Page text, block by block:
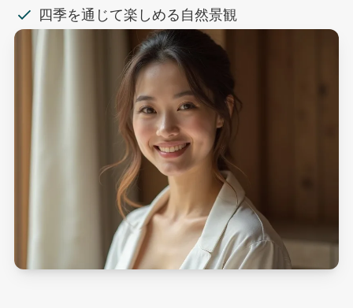
四季を通じて楽しめる自然景観